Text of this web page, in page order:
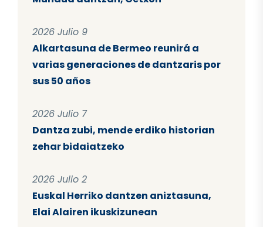
2026 Julio 9
Alkartasuna de Bermeo reunirá a
varias generaciones de dantzaris por
sus 50 años
2026 Julio 7
Dantza zubi, mende erdiko historian
zehar bidaiatzeko
2026 Julio 2
Euskal Herriko dantzen aniztasuna,
Elai Alairen ikuskizunean